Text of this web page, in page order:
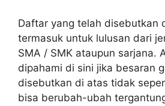
Daftar yang telah disebutkan
termasuk untuk lulusan dari
SMA / SMK ataupun sarjana.
dipahami di sini jika besaran
disebutkan di atas tidak
bisa berubah-ubah